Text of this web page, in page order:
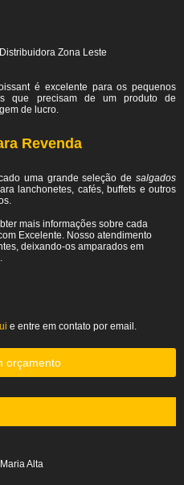
Zona Leste
é excelente para os pequenos
que precisam de um produto de
de lucro.
Revenda
uma grande seleção de salgados
lanchonetes, cafés, buffets e outros
mais informações sobre cada
Excelente. Nosso atendimento
deixando-os amparados em
e entre em contato por email.
orçamento
Alta